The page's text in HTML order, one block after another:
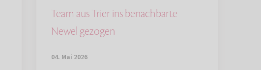
Team aus Trier ins benachbarte
Newel gezogen
04. Mai 2026